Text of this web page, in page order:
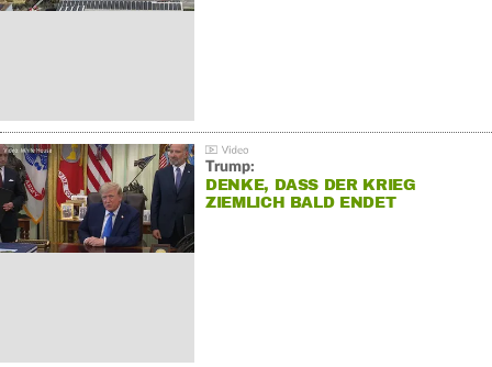
Trump:
DENKE, DASS DER KRIEG
ZIEMLICH BALD ENDET